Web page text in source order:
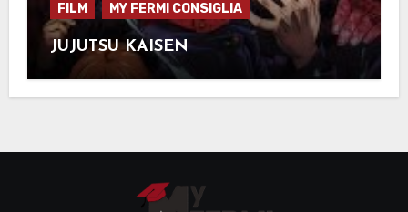
FILM MY FERMI CONSIGLIA
JUJUTSU KAISEN